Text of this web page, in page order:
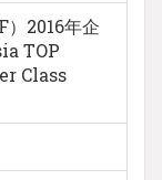
）2016年企
TOP
Class